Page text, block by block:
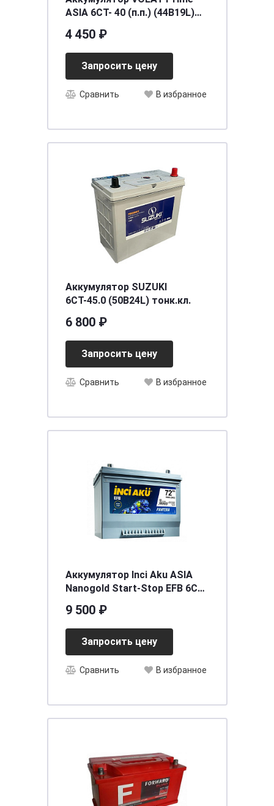
ASIA 6СТ- 40 (п.п.) (44B19L)
[д187ш127в225/300EN] [B19],
шт
4 450 ₽
Запросить цену
Сравнить В избранное
Аккумулятор SUZUKI
6СТ-45.0 (50B24L) тонк.кл.
6 800 ₽
Запросить цену
Сравнить В избранное
Аккумулятор Inci Aku ASIA
Nanogold Start-Stop EFB 6СТ-
[д264ш175в220/76
9 500 ₽
Запросить цену
Сравнить В избранное